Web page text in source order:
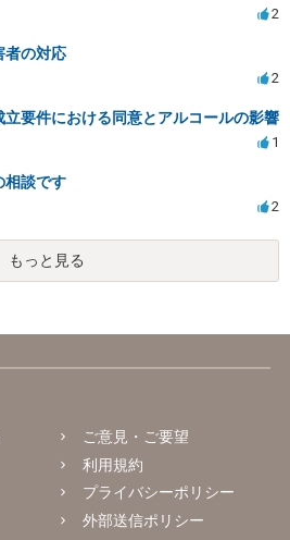
2
者の対応
2
要件における同意とアルコールの影響
1
相談です
2
もっと見る
ご意見・ご要望
利用規約
プライバシーポリシー
外部送信ポリシー